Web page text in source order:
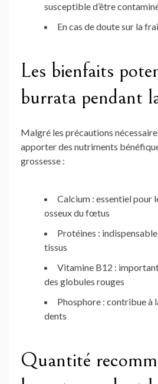
susceptible d’être
En cas de doute sur la
Les bienfaits
burrata pendant
Malgré les précautions
apporter des nutriments
grossesse :
Calcium : essentiel pour
osseux du fœtus
Protéines :
tissus
Vitamine B12 :
des globules rouges
Phosphore : contribue à
dents
Quantité